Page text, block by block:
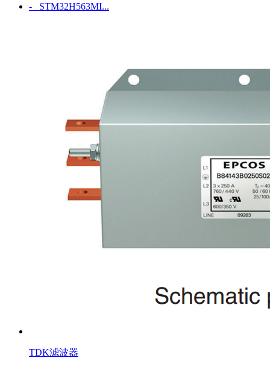
- STM32H563MI...
TDK滤波器